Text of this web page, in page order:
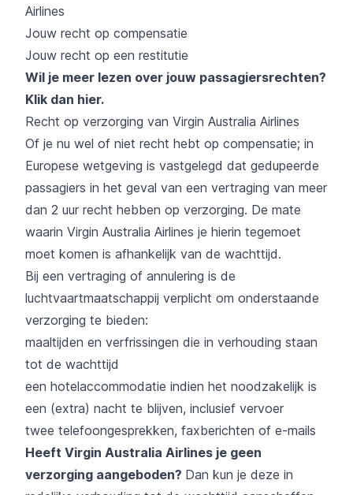
Airlines
Jouw recht op compensatie
Jouw recht op een restitutie
Wil je meer lezen over jouw passagiersrechten?
Klik dan hier.
Recht op verzorging van Virgin Australia Airlines
Of je nu wel of niet recht hebt op compensatie; in
Europese wetgeving is vastgelegd dat gedupeerde
passagiers in het geval van een vertraging van meer
dan 2 uur recht hebben op verzorging. De mate
waarin Virgin Australia Airlines je hierin tegemoet
moet komen is afhankelijk van de wachttijd.
Bij een vertraging of annulering is de
luchtvaartmaatschappij verplicht om onderstaande
verzorging te bieden:
maaltijden en verfrissingen die in verhouding staan
tot de wachttijd
een hotelaccommodatie indien het noodzakelijk is
een (extra) nacht te blijven, inclusief vervoer
twee telefoongesprekken, faxberichten of e-mails
Heeft Virgin Australia Airlines je geen
verzorging aangeboden? Dan kun je deze in